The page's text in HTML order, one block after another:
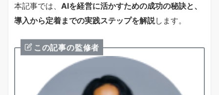
本記事では、 AIを経営に活かすための成功の秘訣と、
導入から定着までの実践ステップを解説します。
この記事の監修者